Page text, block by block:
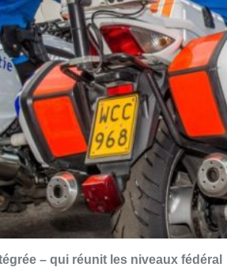
– qui réunit les niveaux fédéral